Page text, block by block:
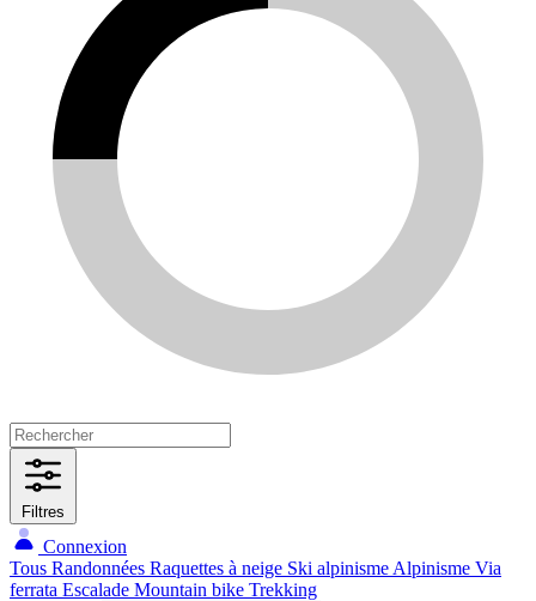
Filtres
Connexion
Tous Randonnées Raquettes à neige Ski alpinisme Alpinisme Via
ferrata Escalade Mountain bike Trekking